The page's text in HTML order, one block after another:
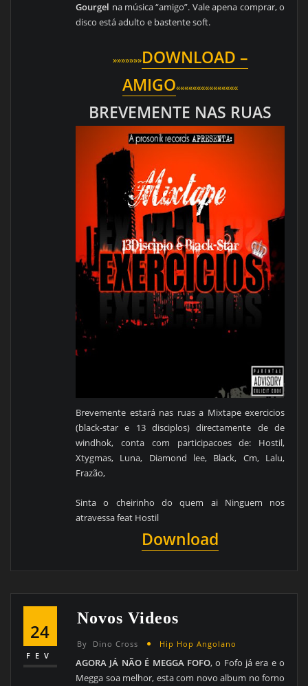
Gourgel na música “amigo”. Vale apena comprar, o
disco está adulto e bastente soft.
»»»»»»»DOWNLOAD –
AMIGO«««««««««««««««
BREVEMENTE NAS RUAS
Brevemente estará nas ruas a Mixtape exercicios
(black-star e 13 disciplos) directamente de de
windhok, conta com participacoes de: Hostil,
Xtygmas, Luna, Diamond lee, Black, Cm, Lalu,
Frazão,
Sinta o cheirinho do quem ai Ninguem nos
atravessa feat Hostil
Download
24
FEV
Novos Videos
By Dino Cross Hip Hop Angolano
AGORA JÁ NÃO É MEGGA FOFO, o Fofo já era e o
Megga soa melhor, esta com novo album no forno